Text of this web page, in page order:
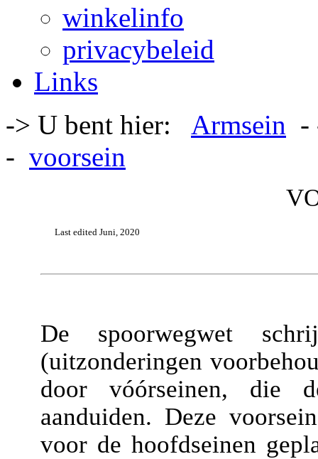
winkelinfo
privacybeleid
Links
-> U bent hier: Armsein
- voorsein
Last edited Juni, 2020
De spoorwegwet
(uitzonderingen
door vóórseinen, die
aanduiden. Deze
voor de hoofdseinen